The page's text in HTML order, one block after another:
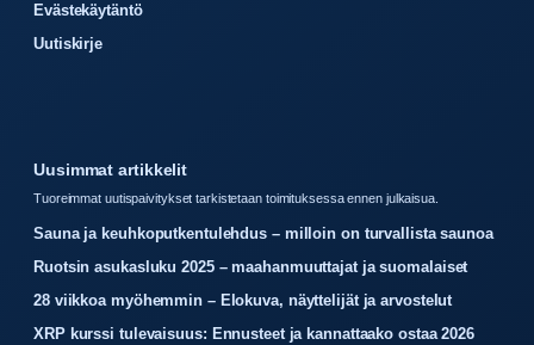
Evästekäytäntö
Uutiskirje
Uusimmat artikkelit
Tuoreimmat uutispaivitykset tarkistetaan toimituksessa ennen julkaisua.
Sauna ja keuhkoputkentulehdus – milloin on turvallista saunoa
Ruotsin asukasluku 2025 – maahanmuuttajat ja suomalaiset
28 viikkoa myöhemmin – Elokuva, näyttelijät ja arvostelut
XRP kurssi tulevaisuus: Ennusteet ja kannattaako ostaa 2026